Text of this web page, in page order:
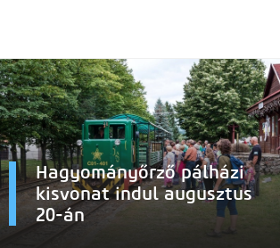
Hagyományőrző pálházi
kisvonat indul augusztus
20-án